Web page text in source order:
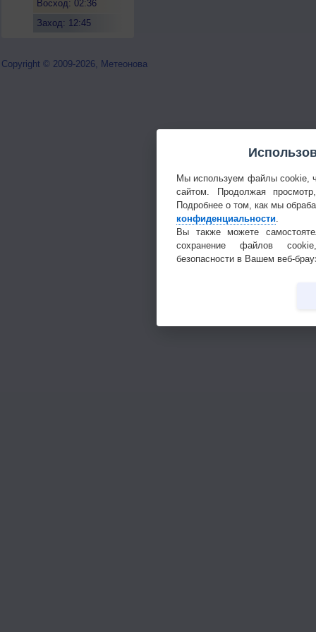
Восход: 02:36
Заход: 12:45
Copyright © 2009-2026, Метеонова
Мы используем файлы cookie,
сайтом. Продолжая
Подробнее о том, как мы
конфиденциальности
Вы также можете
сохранение файлов
безопасности в Вашем веб-